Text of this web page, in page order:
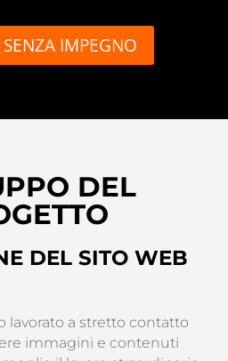
IMPEGNO
DEL
DEL SITO WEB
lavorato a stretto contatto
immagini e contenuti